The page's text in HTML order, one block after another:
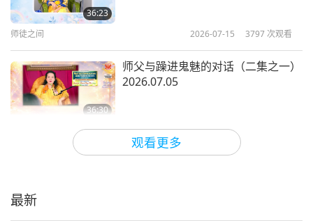
观看更多
36:23
师徒之间 2026-07-15 3797 次观看
36:30
师父与躁进鬼魅的对话（二集之一）
2026.07.05
2026-07-13
最新